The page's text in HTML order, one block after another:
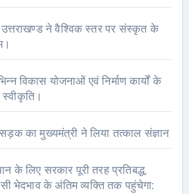
ने वैश्विक स्तर पर संस्कृत के
विकास योजनाओं एवं निर्माण कार्यों के
सड़क का मुख्यमंत्री ने लिया तत्काल संज्ञान
लिए सरकार पूरी तरह प्रतिबद्ध,
भेदभाव के अंतिम व्यक्ति तक पहुंचेगा: